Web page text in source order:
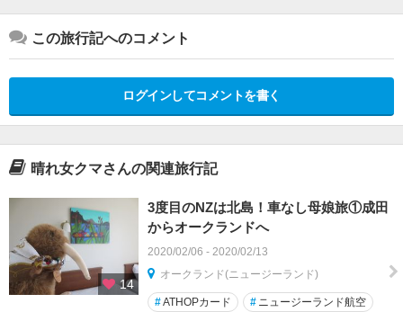
この旅行記へのコメント
ログインしてコメントを書く
晴れ女クマさんの関連旅行記
14
3度目のNZは北島！車なし母娘旅①成田
からオークランドへ
2020/02/06 - 2020/02/13
オークランド(ニュージーランド)
#ATHOPカード # ニュージーランド航空